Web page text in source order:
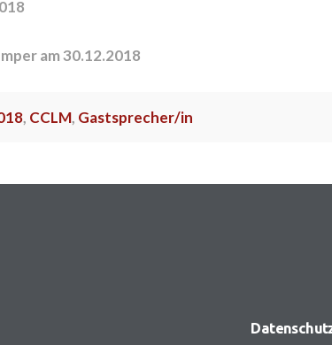
am 30.12.2018
, CCLM, Gastsprecher/in